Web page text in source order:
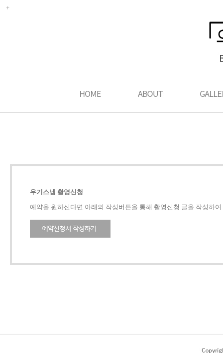
우기스냅 촬영신청
예약을 원하신다면 아래의 작성버튼을 통해 촬영신청 글을 작성하여